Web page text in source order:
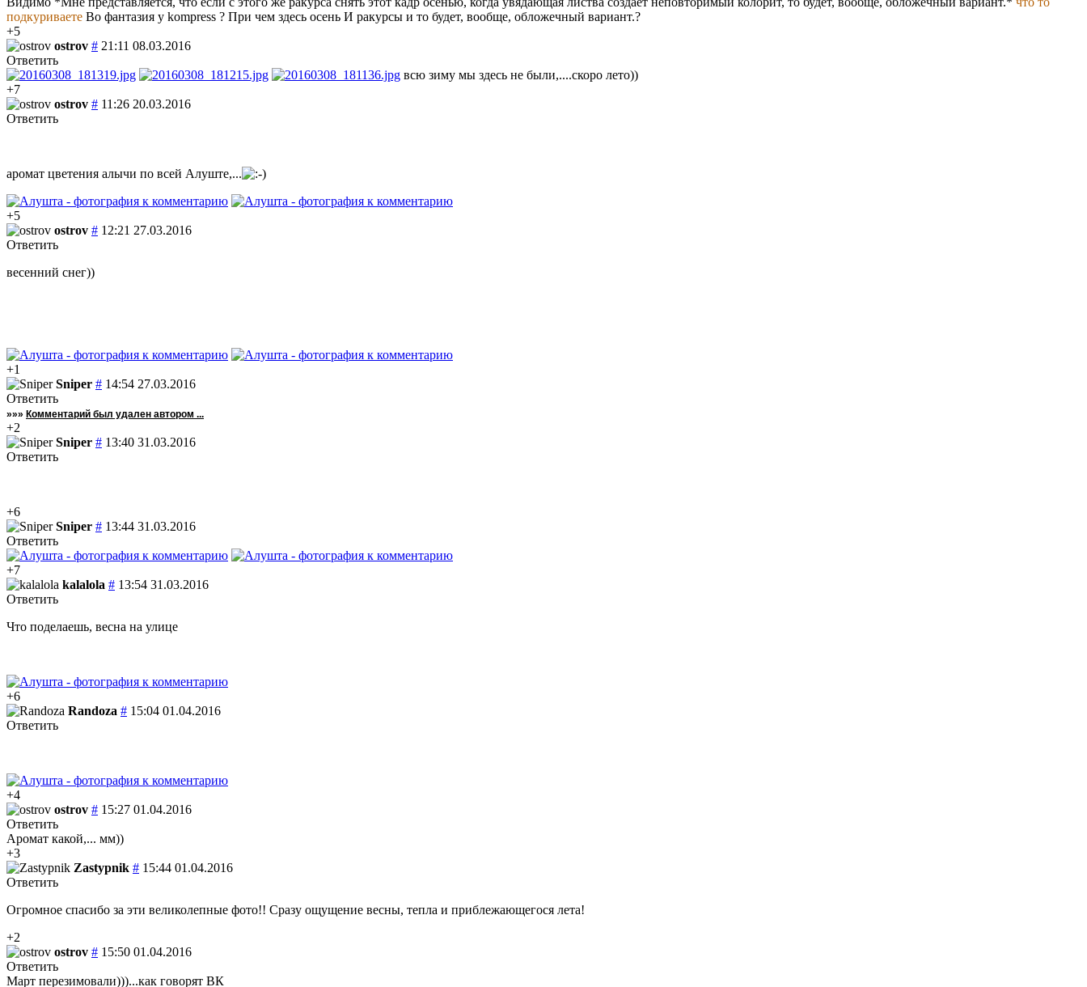
подкуриваете Во фантазия у kompress ? При чем здесь осень И ракурсы и то будет, вообще, обложечный вариант.?
+5
ostrov # 21:11 08.03.2016
Ответить
всю зиму мы здесь не были,....скоро лето))
+7
ostrov # 11:26 20.03.2016
Ответить
аромат цветения алычи по всей Алуште,...
+5
ostrov # 12:21 27.03.2016
Ответить
весенний снег))
+1
Sniper # 14:54 27.03.2016
Ответить
»»» Комментарий был удален автором ...
+2
Sniper # 13:40 31.03.2016
Ответить
+6
Sniper # 13:44 31.03.2016
Ответить
+7
kalalola # 13:54 31.03.2016
Ответить
Что поделаешь, весна на улице
+6
Randoza # 15:04 01.04.2016
Ответить
+4
ostrov # 15:27 01.04.2016
Ответить
Аромат какой,... мм))
+3
Zastypnik # 15:44 01.04.2016
Ответить
Огромное спасибо за эти великолепные фото!! Сразу ощущение весны, тепла и приблежающегося лета!
+2
ostrov # 15:50 01.04.2016
Ответить
Март перезимовали)))...как говорят ВК